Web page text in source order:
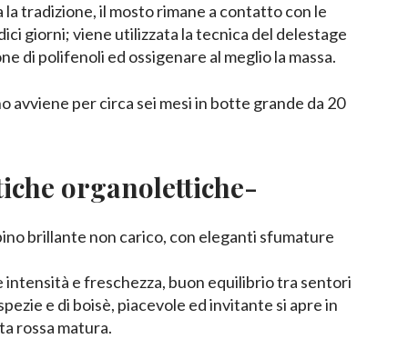
tradizione, il mosto rimane a contatto con le
giorni; viene utilizzata la tecnica del delestage
di polifenoli ed ossigenare al meglio la massa.
avviene per circa sei mesi in botte grande da 20
organolettiche-
brillante non carico, con eleganti sfumature
e freschezza, buon equilibrio tra sentori
e di boisè, piacevole ed invitante si apre in
rossa matura.